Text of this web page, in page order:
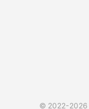
© 2022-2026